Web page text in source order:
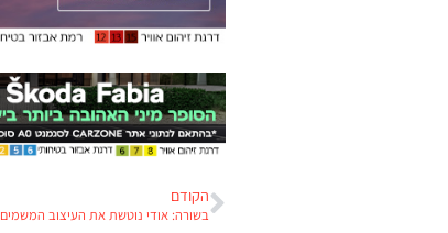
הקודם
בשורה: אודי נוטשת את העיצוב המשמים